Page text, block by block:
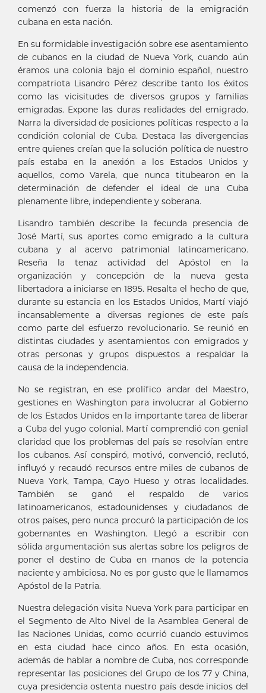
comenzó con fuerza la historia de la emigración
cubana en esta nación.
En su formidable investigación sobre ese asentamiento
de cubanos en la ciudad de Nueva York, cuando aún
éramos una colonia bajo el dominio español, nuestro
compatriota Lisandro Pérez describe tanto los éxitos
como las vicisitudes de diversos grupos y familias
emigradas. Expone las duras realidades del emigrado.
Narra la diversidad de posiciones políticas respecto a la
condición colonial de Cuba. Destaca las divergencias
entre quienes creían que la solución política de nuestro
país estaba en la anexión a los Estados Unidos y
aquellos, como Varela, que nunca titubearon en la
determinación de defender el ideal de una Cuba
plenamente libre, independiente y soberana.
Lisandro también describe la fecunda presencia de
José Martí, sus aportes como emigrado a la cultura
cubana y al acervo patrimonial latinoamericano.
Reseña la tenaz actividad del Apóstol en la
organización y concepción de la nueva gesta
libertadora a iniciarse en 1895. Resalta el hecho de que,
durante su estancia en los Estados Unidos, Martí viajó
incansablemente a diversas regiones de este país
como parte del esfuerzo revolucionario. Se reunió en
distintas ciudades y asentamientos con emigrados y
otras personas y grupos dispuestos a respaldar la
causa de la independencia.
No se registran, en ese prolífico andar del Maestro,
gestiones en Washington para involucrar al Gobierno
de los Estados Unidos en la importante tarea de liberar
a Cuba del yugo colonial. Martí comprendió con genial
claridad que los problemas del país se resolvían entre
los cubanos. Así conspiró, motivó, convenció, reclutó,
influyó y recaudó recursos entre miles de cubanos de
Nueva York, Tampa, Cayo Hueso y otras localidades.
También se ganó el respaldo de varios
latinoamericanos, estadounidenses y ciudadanos de
otros países, pero nunca procuró la participación de los
gobernantes en Washington. Llegó a escribir con
sólida argumentación sus alertas sobre los peligros de
poner el destino de Cuba en manos de la potencia
naciente y ambiciosa. No es por gusto que le llamamos
Apóstol de la Patria.
Nuestra delegación visita Nueva York para participar en
el Segmento de Alto Nivel de la Asamblea General de
las Naciones Unidas, como ocurrió cuando estuvimos
en esta ciudad hace cinco años. En esta ocasión,
además de hablar a nombre de Cuba, nos corresponde
representar las posiciones del Grupo de los 77 y China,
cuya presidencia ostenta nuestro país desde inicios del